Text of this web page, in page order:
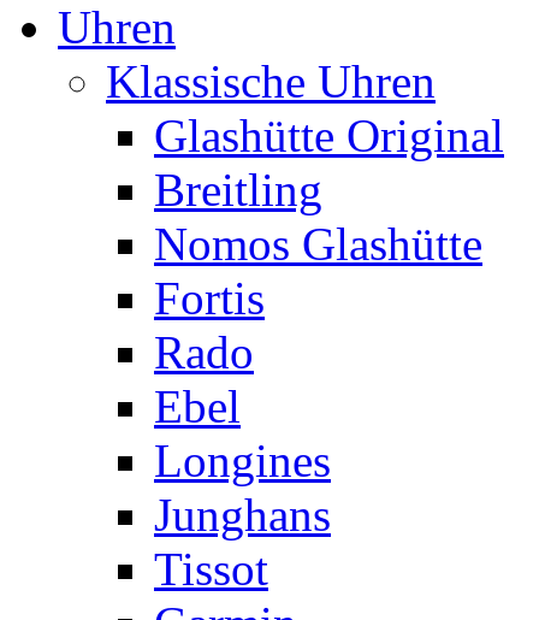
Uhren
Klassische Uhren
Glashütte Original
Breitling
Nomos Glashütte
Fortis
Rado
Ebel
Longines
Junghans
Tissot